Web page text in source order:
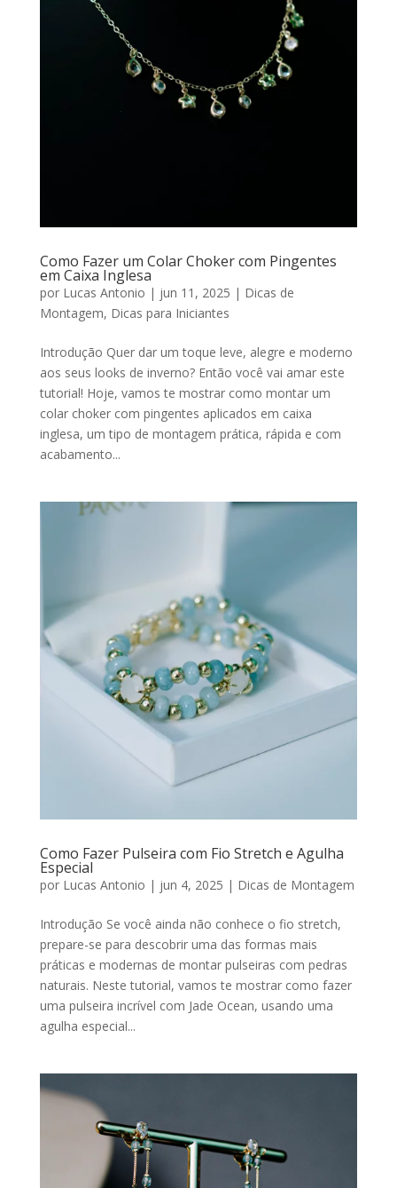
Como Fazer um Colar Choker com Pingentes
em Caixa Inglesa
por Lucas Antonio | jun 11, 2025 | Dicas de
Montagem, Dicas para Iniciantes
Introdução Quer dar um toque leve, alegre e moderno
aos seus looks de inverno? Então você vai amar este
tutorial! Hoje, vamos te mostrar como montar um
colar choker com pingentes aplicados em caixa
inglesa, um tipo de montagem prática, rápida e com
acabamento...
Como Fazer Pulseira com Fio Stretch e Agulha
Especial
por Lucas Antonio | jun 4, 2025 | Dicas de Montagem
Introdução Se você ainda não conhece o fio stretch,
prepare-se para descobrir uma das formas mais
práticas e modernas de montar pulseiras com pedras
naturais. Neste tutorial, vamos te mostrar como fazer
uma pulseira incrível com Jade Ocean, usando uma
agulha especial...